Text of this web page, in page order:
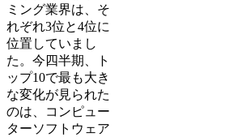
ミング業界は、そ
れぞれ3位と4位に
位置していまし
た。今四半期、ト
ップ10で最も大き
な変化が見られた
のは、コンピュー
ターソフトウェア